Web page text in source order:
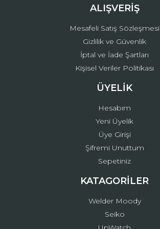
ALIŞVERİŞ
Mesafeli Satış Sözleşmesi
Gizlilik ve Güvenlik
İptal ve İade Şartları
Kişisel Veriler Politikası
ÜYELİK
Hesabım
Yeni Üyelik
Üye Girişi
Şifremi Unuttum
Sepetiniz
KATAGORİLER
Welder Moody
Seiko